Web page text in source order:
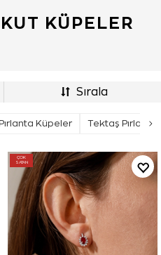
KÜPELER
Sırala
Küpeler Tektaş Pırlanta
ÇOK
SATAN